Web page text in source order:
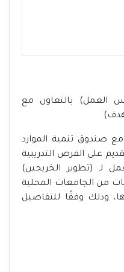
العمل) بالتعاون مع
مع صندوق تنمية الموارد
على الفرص التدريبية
لـ (تطوير الخريجين)
من الجامعات المحلية
وذلك وفقًا للتفاصيل